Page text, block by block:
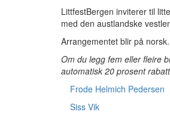
LittfestBergen inviterer til
med den austlandske
Arrangementet blir på norsk.
Om du legg fem eller fleire
automatisk 20 prosent
Frode Helmich Pedersen
Siss Vik